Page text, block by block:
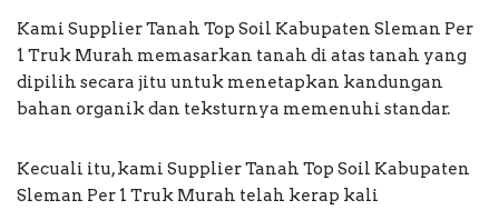
Kami Supplier Tanah Top Soil Kabupaten Sleman Per
1 Truk Murah memasarkan tanah di atas tanah yang
dipilih secara jitu untuk menetapkan kandungan
bahan organik dan teksturnya memenuhi standar.
Kecuali itu, kami Supplier Tanah Top Soil Kabupaten
Sleman Per 1 Truk Murah telah kerap kali